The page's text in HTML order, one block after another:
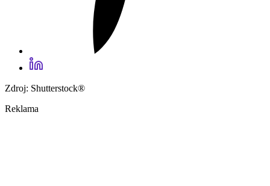
Zdroj: Shutterstock®
Reklama